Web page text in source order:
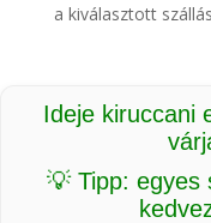
a kiválasztott
Ideje kiruccani
💡 Tipp: egyes